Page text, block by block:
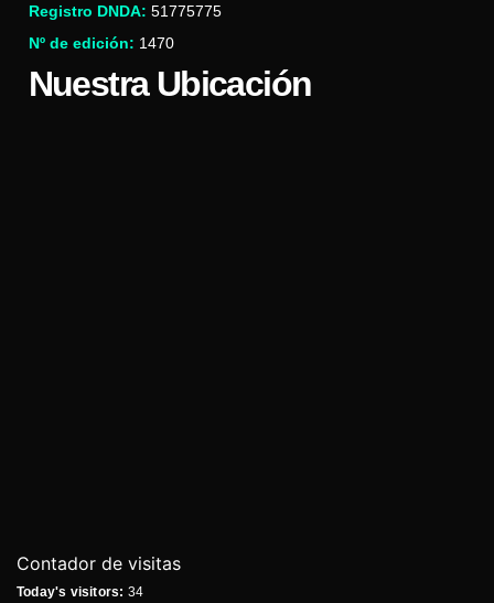
Registro DNDA: 51775775
Nº de edición: 1470
Nuestra Ubicación
Contador de visitas
Today's visitors: 34